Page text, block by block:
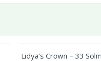
Lidya’s Crown – 33